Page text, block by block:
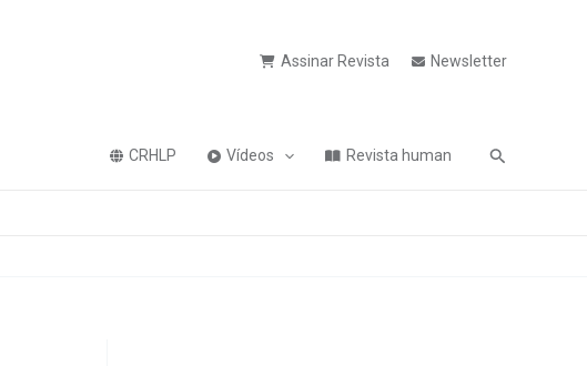
Assinar Revista Newsletter
CRHLP Vídeos Revista human Pesquisa